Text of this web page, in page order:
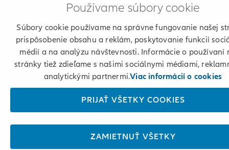
Používame súbory cookie
Súbory cookie používame na správne fungovanie našej
prispôsobenie obsahu a reklám, poskytovanie funkcií
médií a na analýzu návštevnosti. Informácie o používaní
stránky tiež zdieľame s našimi sociálnymi médiami,
analytickými partnermi.Viac informácií o cookies
PRIJAŤ VŠETKY COOKIES
ZAMIETNUŤ VŠETKY